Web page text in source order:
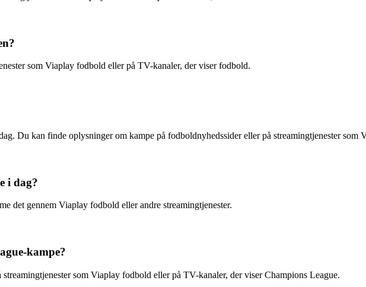
som Viaplay fodbold eller på TV-kanaler, der viser fodbold.
Du kan finde oplysninger om kampe på fodboldnyhedssider eller på streamingtjenester som
i dag?
det gennem Viaplay fodbold eller andre streamingtjenester.
kampe?
som Viaplay fodbold eller på TV-kanaler, der viser Champions League.